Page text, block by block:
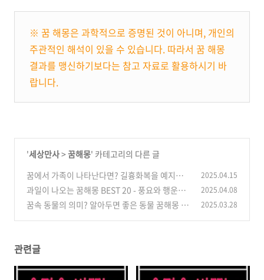
※ 꿈 해몽은 과학적으로 증명된 것이 아니며, 개인의
주관적인 해석이 있을 수 있습니다. 따라서 꿈 해몽
결과를 맹신하기보다는 참고 자료로 활용하시기 바
랍니다.
'세상만사>꿈해몽' 카테고리의 다른 글
꿈에서 가족이 나타난다면? 길흉화복을 예지하
는 꿈해몽 BEST 20
(2)
2025.04.15
과일이 나오는 꿈해몽 BEST 20 - 풍요와 행운의
메시지 (2)
2025.04.08
꿈속 동물의 의미? 알아두면 좋은 동물 꿈해몽 B
2025.03.28
관련글